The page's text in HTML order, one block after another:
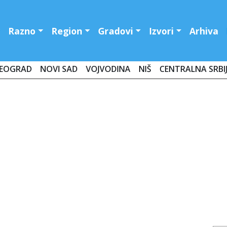
Razno Region Gradovi Izvori Arhiva
NOVI SAD VOJVODINA NIŠ CENTRALNA